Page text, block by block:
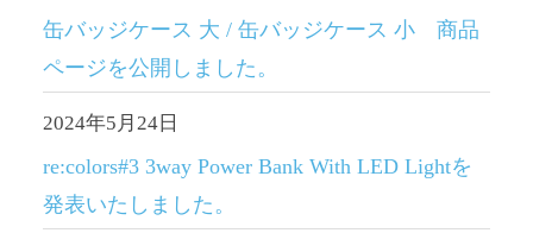
缶バッジケース 大 / 缶バッジケース 小 商品
ページを公開しました。
re:colors#3 3way Power Bank With LED Lightを
発表いたしました。
2024年5月24日